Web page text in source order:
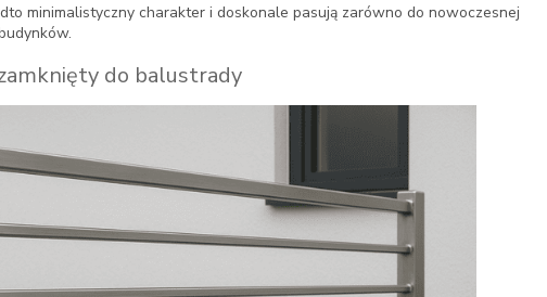
minimalistyczny charakter i doskonale pasują zarówno do nowoczesnej
do balustrady